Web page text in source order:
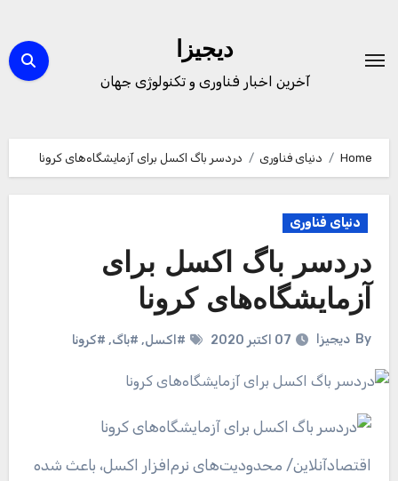
content
دیجیزا
آخرین اخبار فناوری و تکنولوژی جهان
Home دنیای فناوری دردسر باگ اکسل برای آزمایشگاه‌های کرونا
دنیای فناوری
دردسر باگ اکسل برای
آزمایشگاه‌های کرونا
By دیجیزا 07 اکتبر 2020 #اکسل, #باگ, #کرونا
اقتصادآنلاین/ محدودیت‌های نرم‌افزار اکسل، باعث شده